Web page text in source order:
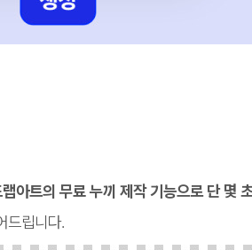
아트의 무료 누끼 제작 기능으로 단 몇
드립니다.